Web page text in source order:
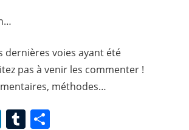
dernières voies ayant été
pas à venir les commenter !
méthodes…
LinkedIn
Tumblr
Share